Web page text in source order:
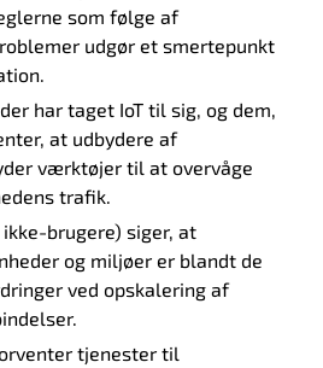
som følge af
udgør et smertepunkt
har taget IoT til sig, og dem,
at udbydere af
værktøjer til at overvåge
trafik.
brugere) siger, at
og miljøer er blandt de
ved opskalering af
tjenester til